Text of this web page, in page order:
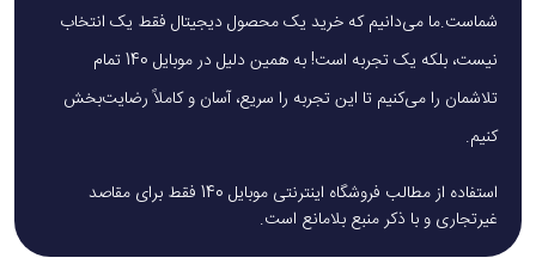
شماست.ما می‌دانیم که خرید یک محصول دیجیتال فقط یک انتخاب
نیست، بلکه یک تجربه است! به همین دلیل در موبایل 140 تمام
تلاشمان را می‌کنیم تا این تجربه را سریع، آسان و کاملاً رضایت‌بخش
کنیم.
استفاده از مطالب فروشگاه اینترنتی موبایل 140 فقط برای مقاصد
غیرتجاری و با ذکر منبع بلامانع است.